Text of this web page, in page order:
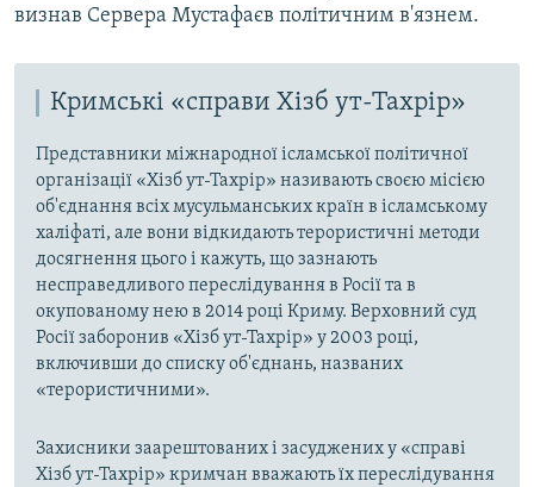
визнав Сервера Мустафаєв політичним в'язнем.
Кримські «справи Хізб ут-Тахрір»
Представники міжнародної ісламської політичної
організації «Хізб ут-Тахрір» називають своєю місією
об'єднання всіх мусульманських країн в ісламському
халіфаті, але вони відкидають терористичні методи
досягнення цього і кажуть, що зазнають
несправедливого переслідування в Росії та в
окупованому нею в 2014 році Криму. Верховний суд
Росії заборонив «Хізб ут-Тахрір» у 2003 році,
включивши до списку об'єднань, названих
«терористичними».
Захисники заарештованих і засуджених у «справі
Хізб ут-Тахрір» кримчан вважають їх переслідування